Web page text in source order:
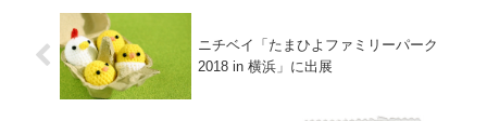
ニチベイ「たまひよファミリーパーク
2018 in 横浜」に出展